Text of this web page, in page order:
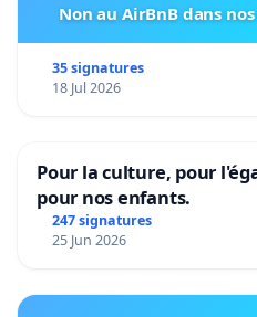
Non au AirBnB dans
35 signatures
18 Jul 2026
Pour la culture, pour
pour nos enfants.
247 signatures
25 Jun 2026